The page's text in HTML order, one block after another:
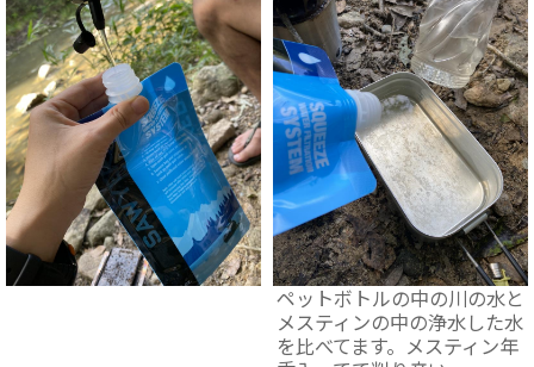
ペットボトルの中の川の水と
メスティンの中の浄水した水
を比べてます。メスティン年